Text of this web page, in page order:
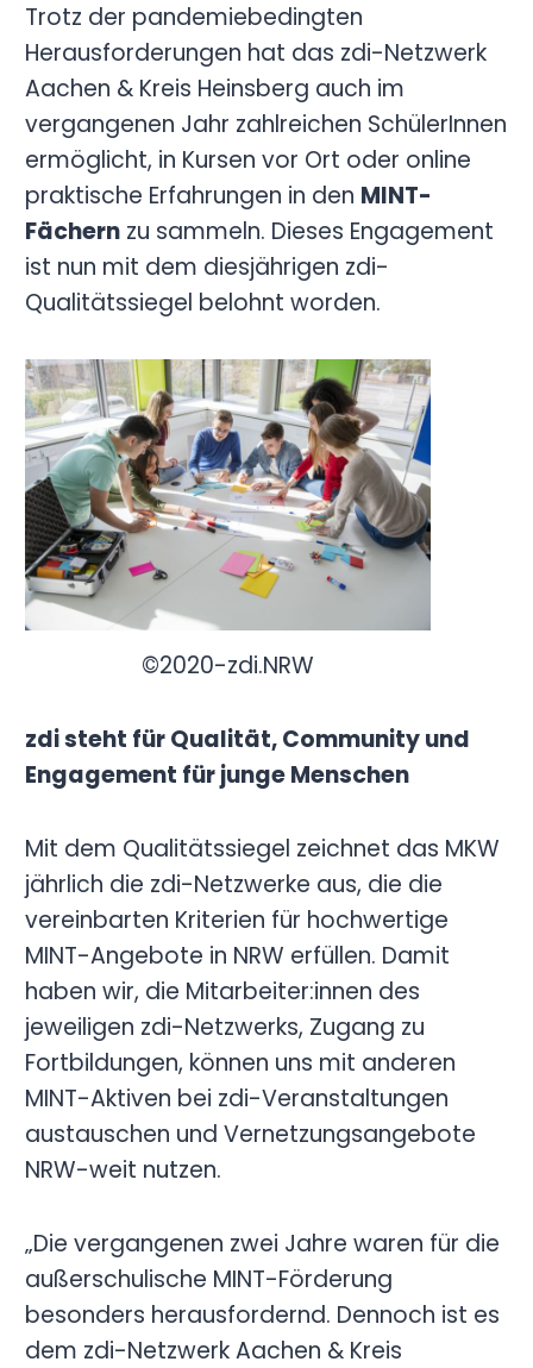
Trotz der pandemiebedingten
Herausforderungen hat das zdi-Netzwerk
Aachen & Kreis Heinsberg auch im
vergangenen Jahr zahlreichen SchülerInnen
ermöglicht, in Kursen vor Ort oder online
praktische Erfahrungen in den MINT-
Fächernzu sammeln. Dieses Engagement
ist nun mit dem diesjährigen zdi-
Qualitätssiegel belohnt worden.
©2020-zdi.NRW
zdi steht für Qualität, Community und
Engagement für junge Menschen
Mit dem Qualitätssiegel zeichnet das MKW
jährlich die zdi-Netzwerke aus, die die
vereinbarten Kriterien für hochwertige
MINT-Angebote in NRW erfüllen. Damit
haben wir, die Mitarbeiter:innen des
jeweiligen zdi-Netzwerks, Zugang zu
Fortbildungen, können uns mit anderen
MINT-Aktiven bei zdi-Veranstaltungen
austauschen und Vernetzungsangebote
NRW-weit nutzen.
„Die vergangenen zwei Jahre waren für die
außerschulische MINT-Förderung
besonders herausfordernd. Dennoch ist es
dem zdi-Netzwerk Aachen & Kreis